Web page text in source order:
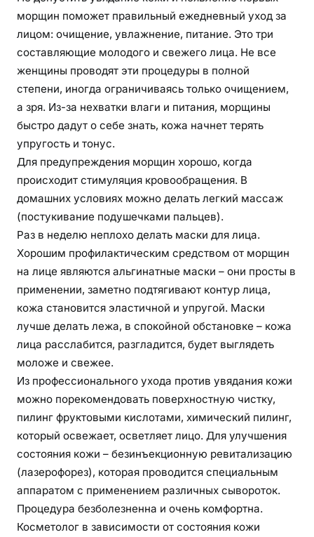
морщин поможет правильный ежедневный уход за
лицом: очищение, увлажнение, питание. Это три
составляющие молодого и свежего лица. Не все
женщины проводят эти процедуры в полной
степени, иногда ограничиваясь только очищением,
а зря. Из-за нехватки влаги и питания, морщины
быстро дадут о себе знать, кожа начнет терять
упругость и тонус.
Для предупреждения морщин хорошо, когда
происходит стимуляция кровообращения. В
домашних условиях можно делать легкий массаж
(постукивание подушечками пальцев).
Раз в неделю неплохо делать маски для лица.
Хорошим профилактическим средством от морщин
на лице являются альгинатные маски – они просты в
применении, заметно подтягивают контур лица,
кожа становится эластичной и упругой. Маски
лучше делать лежа, в спокойной обстановке – кожа
лица расслабится, разгладится, будет выглядеть
моложе и свежее.
Из профессионального ухода против увядания кожи
можно порекомендовать поверхностную чистку,
пилинг фруктовыми кислотами, химический пилинг,
который освежает, осветляет лицо. Для улучшения
состояния кожи – безинъекционную ревитализацию
(лазерофорез), которая проводится специальным
аппаратом с применением различных сывороток.
Процедура безболезненна и очень комфортна.
Косметолог в зависимости от состояния кожи